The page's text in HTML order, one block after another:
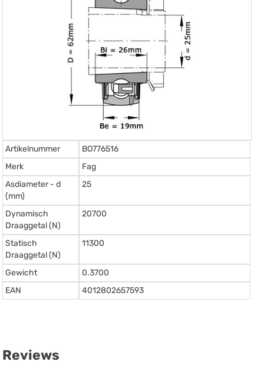
Artikelnummer
BO776516
Merk
Fag
Asdiameter - d
(mm)
25
Dynamisch
Draaggetal (N)
20700
Statisch
Draaggetal (N)
11300
Gewicht
0.3700
EAN
4012802657593
Reviews